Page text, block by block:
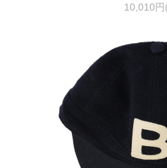
10,010円